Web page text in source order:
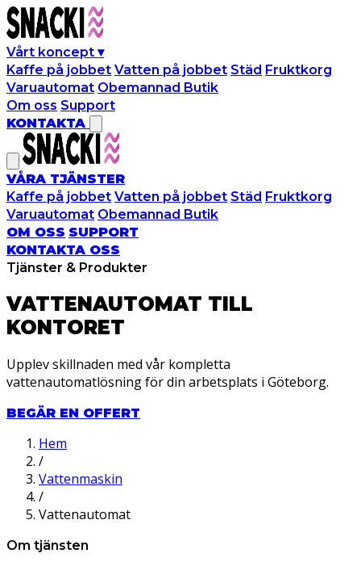
Vårt koncept ▾
Kaffe på jobbet Vatten på jobbet Städ Fruktkorg
Varuautomat Obemannad Butik
Om oss Support
KONTAKTA
VÅRA TJÄNSTER
Kaffe på jobbet Vatten på jobbet Städ Fruktkorg
Varuautomat Obemannad Butik
OM OSS SUPPORT
KONTAKTA OSS
Tjänster & Produkter
VATTENAUTOMAT TILL
KONTORET
Upplev skillnaden med vår kompletta
vattenautomatlösning för din arbetsplats i Göteborg.
BEGÄR EN OFFERT
Hem
/
Vattenmaskin
/
Vattenautomat
Om tjänsten